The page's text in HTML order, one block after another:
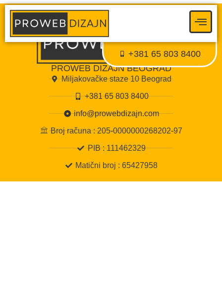
+381 65 803 8400
PROWEB DIZAJN BEOGRAD
Miljakovačke staze 10 Beograd
+381 65 803 8400
info@prowebdizajn.com
Broj računa : 205-0000000268202-97
PIB : 111462329
Matični broj : 65427958
● Dostupan — Proweb Dizajn